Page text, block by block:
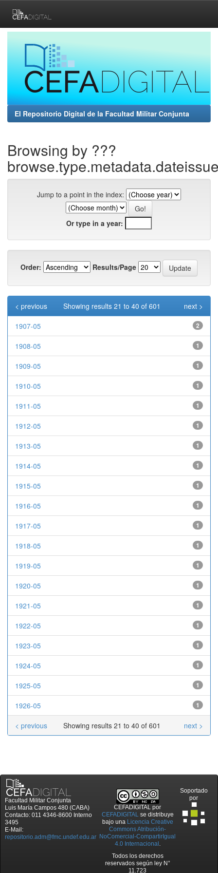
navigation
El Repositorio Digital de la Facultad Militar Conjunta
Browsing by ???
Jump to a point in the index:
Or type in a year:
Order: Results/Page
Showing results 21 to 40 of 601
< previous next >
1907-05 2
1908-05 1
1909-05 1
1910-05 1
1911-05 1
1912-05 1
1913-05 1
1914-05 1
1915-05 1
1916-05 1
1917-05 1
1918-05 1
1919-05 1
1920-05 1
1921-05 1
1922-05 1
1923-05 1
1924-05 1
1925-05 1
1926-05 1
Showing results 21 to 40 of 601
< previous next >
Facultad Militar Conjunta
Luis María Campos 480 (CABA)
Contacto: 011 4346-8600 Interno
3495
E-Mail:
repositorio.adm@fmc.undef.edu.ar
CEFADIGITAL por
CEFADIGITALse distribuye
bajo una Licencia Creative
Commons Atribución-
NoComercial-CompartirIgual
4.0 Internacional .
Todos los derechos
reservados según ley N°
11.723
Soportado
por